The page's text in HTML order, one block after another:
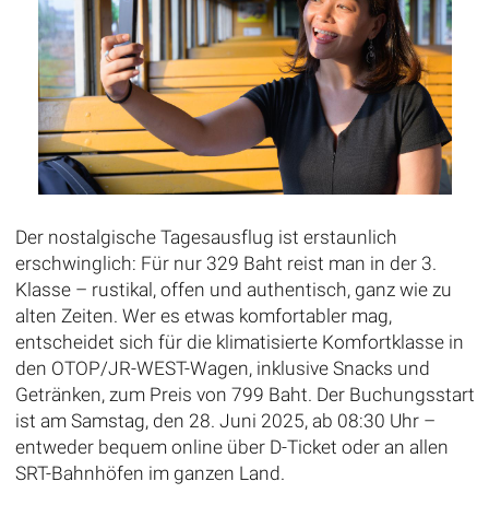
Der nostalgische Tagesausflug ist erstaunlich
erschwinglich: Für nur 329 Baht reist man in der 3.
Klasse – rustikal, offen und authentisch, ganz wie zu
alten Zeiten. Wer es etwas komfortabler mag,
entscheidet sich für die klimatisierte Komfortklasse in
den OTOP/JR-WEST-Wagen, inklusive Snacks und
Getränken, zum Preis von 799 Baht. Der Buchungsstart
ist am Samstag, den 28. Juni 2025, ab 08:30 Uhr –
entweder bequem online über D-Ticket oder an allen
SRT-Bahnhöfen im ganzen Land.